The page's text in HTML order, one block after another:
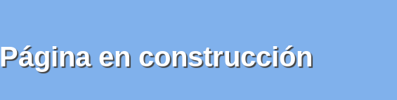
Página en construcción